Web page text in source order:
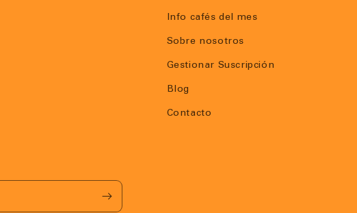
Info cafés del mes
Sobre nosotros
Gestionar Suscripción
Blog
Contacto